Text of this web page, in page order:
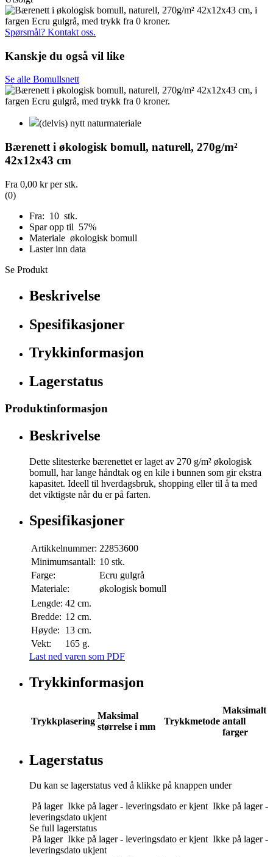
Spørsmål? Kontakt oss.
Kanskje du også vil like
Se alle Bomullsnett
(delvis) nytt naturmateriale
Bærenett i økologisk bomull, naturell, 270g/m²
42x12x43 cm
Fra 0,00 krper stk.
(0)
Fra: 10 stk.
Spar opp til 57%
Materiale økologisk bomull
Laster inn data
Se Produkt
Beskrivelse
Spesifikasjoner
Trykkinformasjon
Lagerstatus
Produktinformasjon
Beskrivelse
Dette slitesterke bærenettet er laget av 270 g/m² økologisk
bomull, har lange håndtak og en kile i bunnen som gir ekstra
kapasitet. Ideell til hverdagsbruk, shopping eller til å ta med
det viktigste når du er på farten.
Spesifikasjoner
Artikkelnummer: 22853600
Minimumsantall: 10 stk.
Farge:
Ecru gulgrå
Materiale:
økologisk bomull
Lengde: 42 cm.
Bredde: 12 cm.
Høyde:
13 cm.
Vekt:
165 g.
Last ned varen som PDF
Trykkinformasjon
Trykkplasering
Maksimal
størrelse i mm
Trykkmetode
Maksimalt
antall
farger
Lagerstatus
Du kan se lagerstatus ved å klikke på knappen under
På lager Ikke på lager - leveringsdato er kjent Ikke på lager -
leveringsdato ukjent
Se full lagerstatus
På lager Ikke på lager - leveringsdato er kjent Ikke på lager -
leveringsdato ukjent